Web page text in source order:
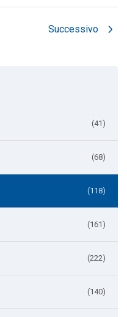
Successivo chevron_right
(41)
(68)
(118)
(161)
(222)
(140)